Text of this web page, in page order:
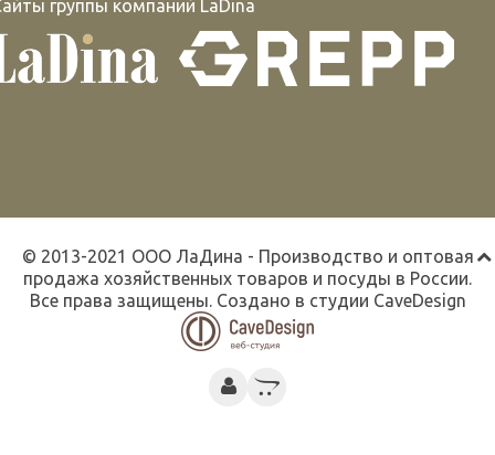
группы компаний LaDina
© 2013-2021 ООО ЛаДина - Производство и оптовая
продажа хозяйственных товаров и посуды в России.
Все права защищены. Создано в студии CaveDesign